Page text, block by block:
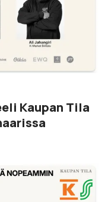
Kaupan Tila